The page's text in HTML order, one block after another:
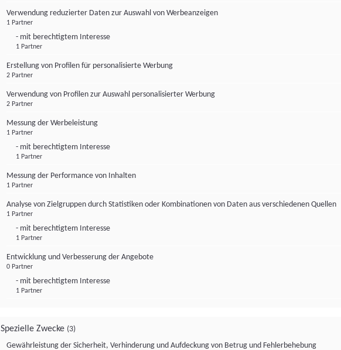
Verwendung reduzierter Daten zur Auswahl von Werbeanzeigen
1 Partner
- mit berechtigtem Interesse
1 Partner
Erstellung von Profilen für personalisierte Werbung
2 Partner
Verwendung von Profilen zur Auswahl personalisierter Werbung
2 Partner
Messung der Werbeleistung
1 Partner
- mit berechtigtem Interesse
1 Partner
Messung der Performance von Inhalten
1 Partner
Analyse von Zielgruppen durch Statistiken oder Kombinationen von Daten aus verschiedenen Quellen
1 Partner
- mit berechtigtem Interesse
1 Partner
Entwicklung und Verbesserung der Angebote
0 Partner
- mit berechtigtem Interesse
1 Partner
Spezielle Zwecke (3)
Gewährleistung der Sicherheit, Verhinderung und Aufdeckung von Betrug und Fehlerbehebung